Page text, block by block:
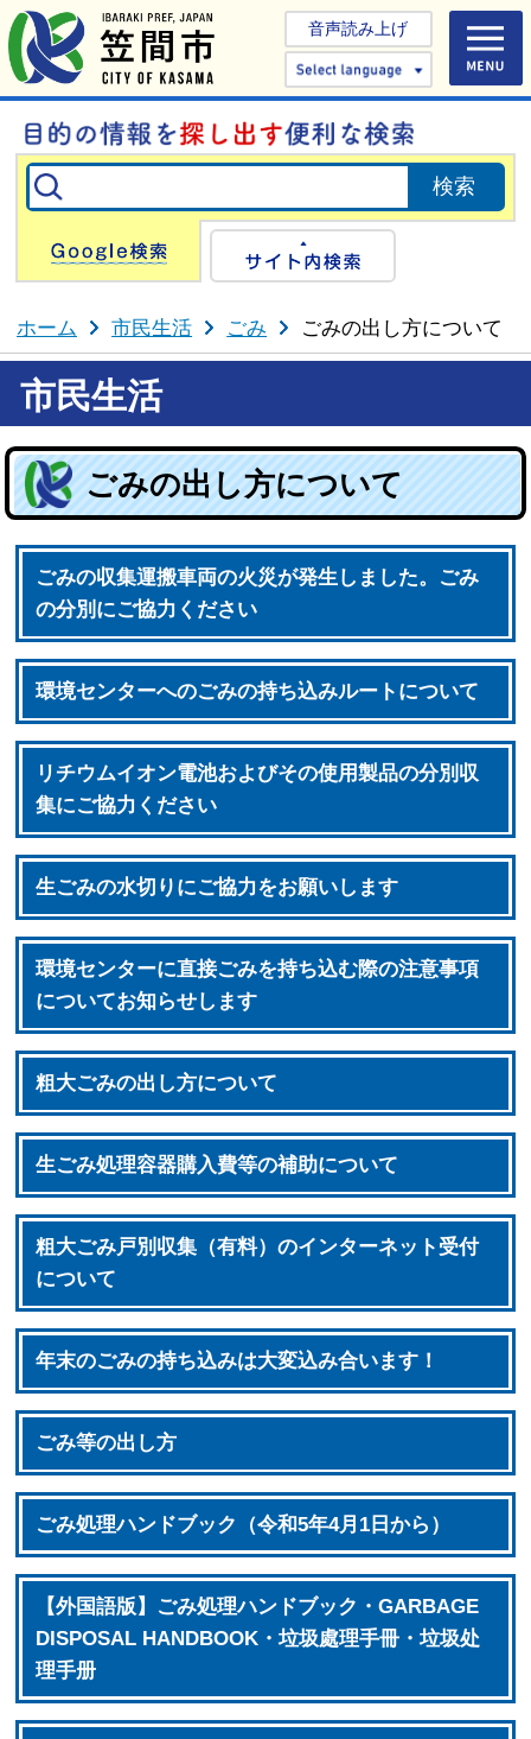
音声読み上げ
Select
Google検索
ホーム 市民生活 ごみ ごみの出し方について
市民生活
ごみの出し方について
ごみの収集運搬車両の火災が発生しました。ごみ
の分別にご協力ください
環境センターへのごみの持ち込みルートについて
リチウムイオン電池およびその使用製品の分別収
集にご協力ください
生ごみの水切りにご協力をお願いします
環境センターに直接ごみを持ち込む際の注意事項
についてお知らせします
粗大ごみの出し方について
生ごみ処理容器購入費等の補助について
粗大ごみ戸別収集（有料）のインターネット受付
について
年末のごみの持ち込みは大変込み合います！
ごみ等の出し方
ごみ処理ハンドブック（令和5年4月1日から）
【外国語版】ごみ処理ハンドブック・GARBAGE
DISPOSAL HANDBOOK・垃圾處理手冊・垃圾处
理手册